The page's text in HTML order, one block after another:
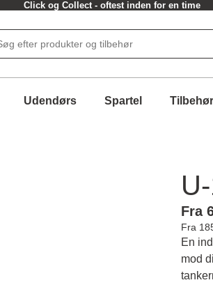
Click og Collect - oftest inden for en time
Udendørs Spartel Tilbehør
Fra
Fra
En
mod